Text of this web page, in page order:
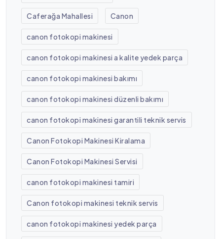
Caferağa Mahallesi Canon
canon fotokopi makinesi
canon fotokopi makinesi a kalite yedek parça
canon fotokopi makinesi bakımı
canon fotokopi makinesi düzenli bakımı
canon fotokopi makinesi garantili teknik servis
Canon Fotokopi Makinesi Kiralama
Canon Fotokopi Makinesi Servisi
canon fotokopi makinesi tamiri
Canon fotokopi makinesi teknik servis
canon fotokopi makinesi yedek parça